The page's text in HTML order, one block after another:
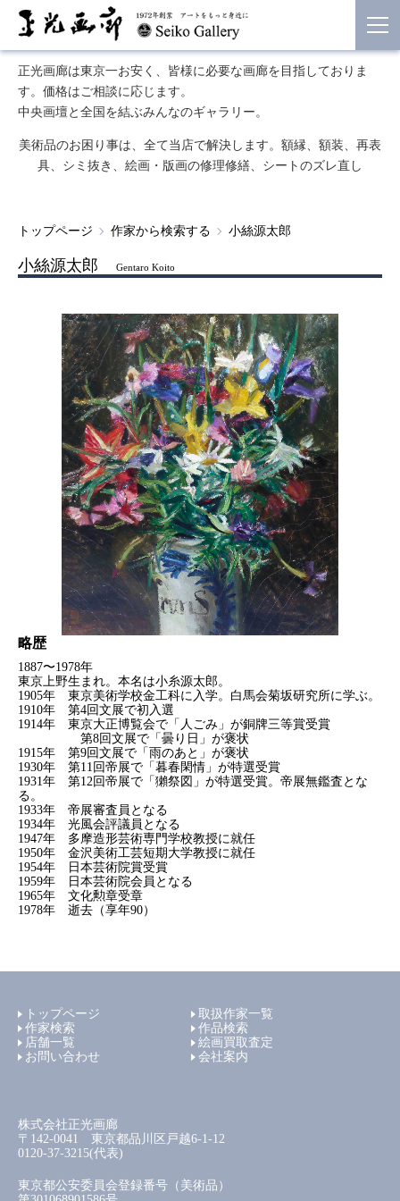
正光画廊は東京一お安く、皆様に必要な画廊を目指しておりま
す。価格はご相談に応じます。
中央画壇と全国を結ぶみんなのギャラリー。
美術品のお困り事は、全て当店で解決します。額縁、額装、再表
具、シミ抜き、絵画・版画の修理修繕、シートのズレ直し
トップページ 作家から検索する 小絲源太郎
小絲源太郎 Gentaro Koito
略歴
1887〜1978年
東京上野生まれ。本名は小糸源太郎。
1905年 東京美術学校金工科に入学。白馬会菊坂研究所に学ぶ。
1910年 第4回文展で初入選
1914年 東京大正博覧会で「人ごみ」が銅牌三等賞受賞
第8回文展で「曇り日」が褒状
1915年 第9回文展で「雨のあと」が褒状
1930年 第11回帝展で「暮春閑情」が特選受賞
1931年 第12回帝展で「獺祭図」が特選受賞。帝展無鑑査とな
る。
1933年 帝展審査員となる
1934年 光風会評議員となる
1947年 多摩造形芸術専門学校教授に就任
1950年 金沢美術工芸短期大学教授に就任
1954年 日本芸術院賞受賞
1959年 日本芸術院会員となる
1965年 文化勲章受章
1978年 逝去（享年90）
トップページ
取扱作家一覧
作家検索
作品検索
店舗一覧
絵画買取査定
お問い合わせ
会社案内
株式会社正光画廊
〒142-0041 東京都品川区戸越6-1-12
0120-37-3215(代表)
東京都公安委員会登録番号（美術品）